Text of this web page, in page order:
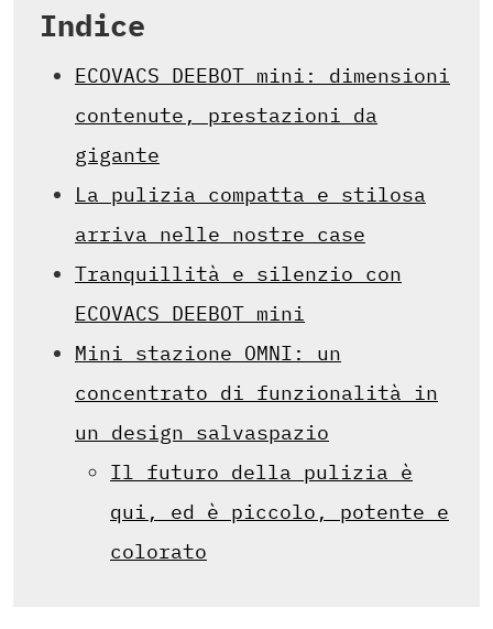
Indice
ECOVACS DEEBOT mini: dimensioni
contenute, prestazioni da
gigante
La pulizia compatta e stilosa
arriva nelle nostre case
Tranquillità e silenzio con
ECOVACS DEEBOT mini
Mini stazione OMNI: un
concentrato di funzionalità in
un design salvaspazio
Il futuro della pulizia è
qui, ed è piccolo, potente e
colorato